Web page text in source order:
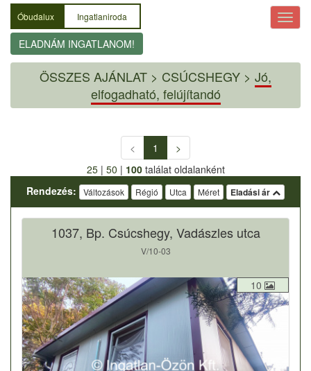
Óbudalux Ingatlaniroda
ELADNÁM INGATLANOM!
ÖSSZES AJÁNLAT > CSÚCSHEGY > Jó,
elfogadható, felújítandó
< 1
>
25| 50 | 100találat oldalanként
Rendezés:
Változások Régió Utca Méret Eladási ár
1037, Bp. Csúcshegy, Vadászles utca
V/10-03
10